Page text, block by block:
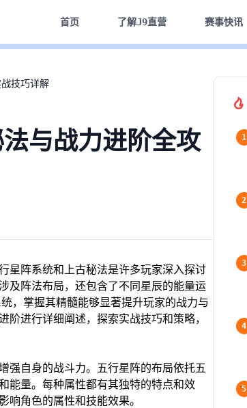
首页 了解J9直营 赛事快讯
技巧详解
与战力进阶全攻
星阵系统和上古秘法是许多玩家深入探讨
及阵法布局，还包含了不同星辰的能量运
，掌握其精髓能够显著提升玩家的战力与
进行详细阐述，探索实战技巧和策略，
强自身的战斗力。五行星阵的布局依托五
能量。每种属性都有其独特的特点和效
角色的属性和技能效果。
1
2
3
4
5